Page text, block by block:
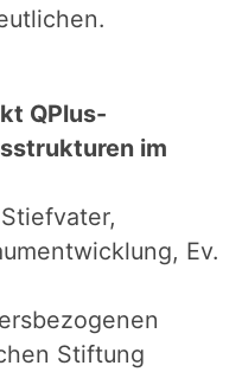
QPlus-
im
Ev.
Stiftung